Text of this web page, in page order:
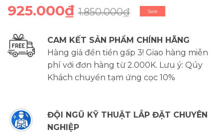
925.000₫ 1.850.000₫ Sale
CAM KẾT SẢN PHẨM CHÍNH HÃNG
Hàng giả đền tiền gấp 3! Giao hàng miễn
phí với đơn hàng từ 2.000K. Lưu ý: Qúy
Khách chuyển tạm ứng cọc 10%
ĐỘI NGŨ KỸ THUẬT LẮP ĐẶT CHUYÊN
NGHIỆP